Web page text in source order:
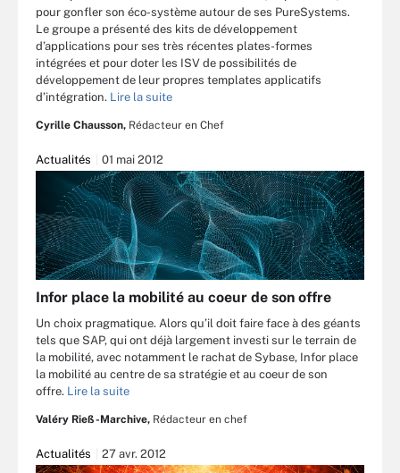
pour gonfler son éco-système autour de ses PureSystems.
Le groupe a présenté des kits de développement
d’applications pour ses très récentes plates-formes
intégrées et pour doter les ISV de possibilités de
développement de leur propres templates applicatifs
d’intégration. Lire la suite
Cyrille Chausson, Rédacteur en Chef
Actualités 01 mai 2012
Infor place la mobilité au coeur de son offre
Un choix pragmatique. Alors qu’il doit faire face à des géants
tels que SAP, qui ont déjà largement investi sur le terrain de
la mobilité, avec notamment le rachat de Sybase, Infor place
la mobilité au centre de sa stratégie et au coeur de son
offre. Lire la suite
Valéry Rieß-Marchive, Rédacteur en chef
Actualités 27 avr. 2012